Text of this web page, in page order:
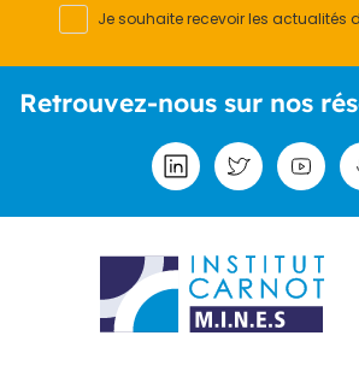
Je souhaite recevoir les actualités
Retrouvez-nous sur nos